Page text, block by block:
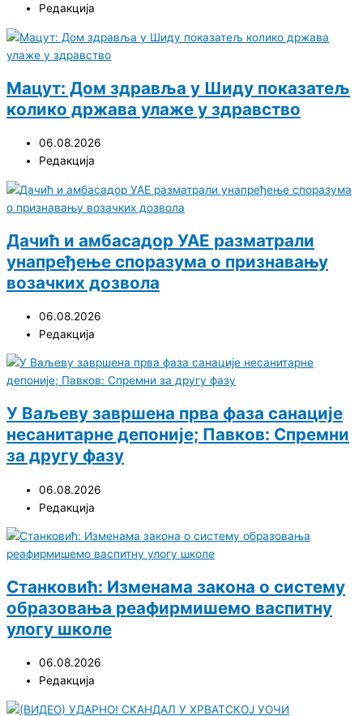
Редакција
Мацут: Дом здравља у Шиду показатељ
колико држава улаже у здравство
06.08.2026
Редакција
Дачић и амбасадор УАЕ разматрали
унапређење споразума о признавању
возачких дозвола
06.08.2026
Редакција
У Ваљеву завршена прва фаза санације
несанитарне депоније; Павков: Спремни
за другу фазу
06.08.2026
Редакција
Станковић: Изменама закона о систему
образовања реафирмишемо васпитну
улогу школе
06.08.2026
Редакција